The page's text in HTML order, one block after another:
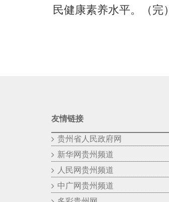
民健康素养水平。（完）
友情链接
贵州省人民政府网
新华网贵州频道
人民网贵州频道
中广网贵州频道